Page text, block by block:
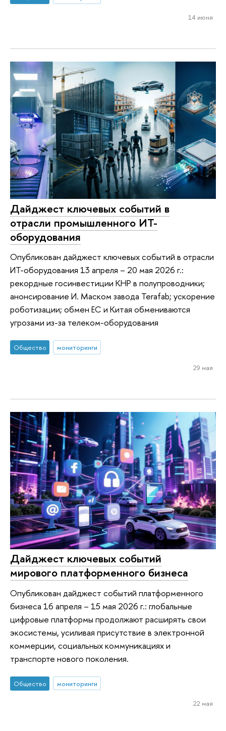
14 июня
Дайджест ключевых событий в
отрасли промышленного ИТ-
оборудования
Опубликован дайджест ключевых событий в отрасли
ИТ-оборудования 13 апреля – 20 мая 2026 г.:
рекордные госинвестиции КНР в полупроводники;
анонсирование И. Маском завода Terafab; ускорение
роботизации; обмен ЕС и Китая обмениваются
угрозами из-за телеком-оборудования
Общество мониторинги
29 мая
Дайджест ключевых событий
мирового платформенного бизнеса
Опубликован дайджест событий платформенного
бизнеса 16 апреля – 15 мая 2026 г.: глобальные
цифровые платформы продолжают расширять свои
экосистемы, усиливая присутствие в электронной
коммерции, социальных коммуникациях и
транспорте нового поколения.
Общество мониторинги
22 мая